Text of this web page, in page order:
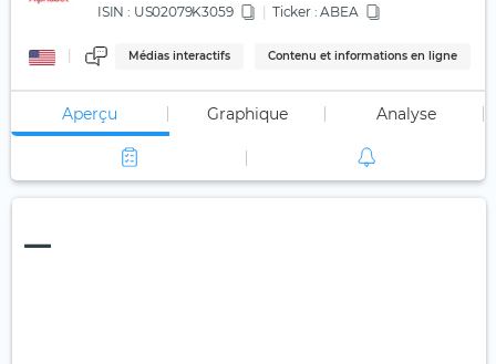
ISIN : US02079K3059 Ticker : ABEA
Médias interactifs Contenu et informations en ligne
Aperçu Graphique Analyse
—